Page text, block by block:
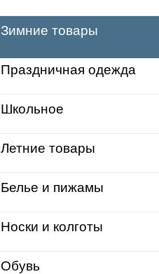
Зимние товары
Праздничная одежда
Школьное
Летние товары
Белье и пижамы
Носки и колготы
Обувь